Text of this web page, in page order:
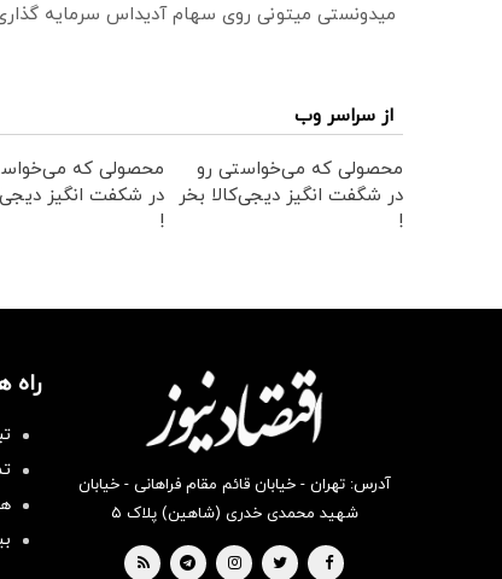
میدونستی میتونی روی سهام آدیداس سرمایه
از سراسر وب
محصولی که می‌خواستی رو
در شگفت انگیز دیجی‌کالا بخر
!
محصولی که
در شکفت انگیز
!
آدرس: تهران - خیابان قائم مقام فراهانی - خیابان
شهید محمدی خدری (شاهین) پلاک ۵
راه